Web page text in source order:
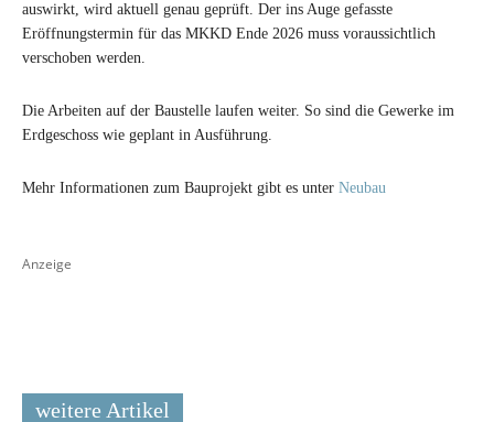
weitere Artikel
auswirkt, wird aktuell genau geprüft. Der ins Auge gefasste
Eröffnungstermin für das MKKD Ende 2026 muss voraussichtlich
verschoben werden.
Die Arbeiten auf der Baustelle laufen weiter. So sind die Gewerke im
Erdgeschoss wie geplant in Ausführung.
Mehr Informationen zum Bauprojekt gibt es unter Neubau
Anzeige